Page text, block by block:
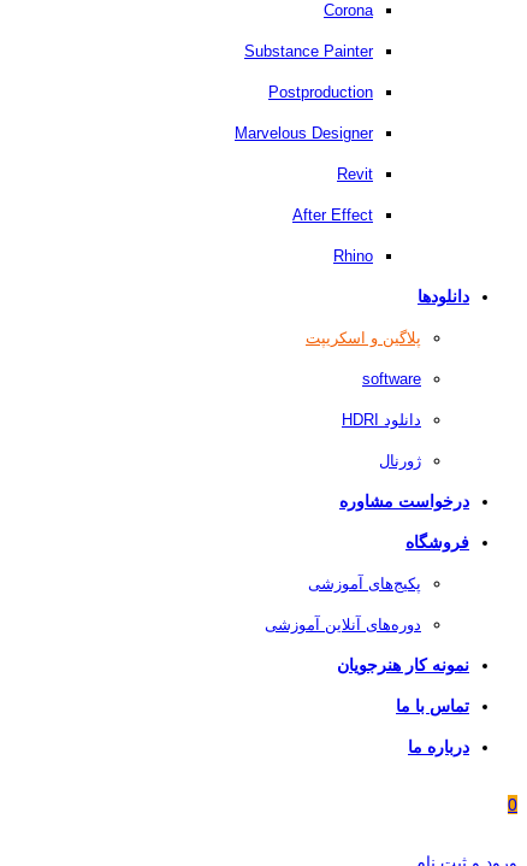
Corona
Substance Painter
Postproduction
Marvelous Designer
Revit
After Effect
Rhino
دانلودها
پلاگین و اسکریپت
software
دانلود HDRI
ژورنال
درخواست مشاوره
فروشگاه
پکیج‌های آموزشی
دوره‌های آنلاین آموزشی
نمونه کار هنرجویان
تماس با ما
درباره ما
0